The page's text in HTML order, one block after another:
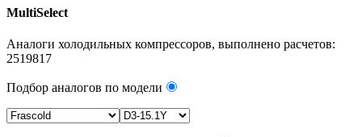
MultiSelect
Аналоги холодильных компрессоров, выполнено расчетов:
2519817
Подбор аналогов по модели